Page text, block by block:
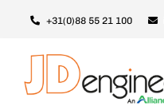
content
+31(0)88 55 21 100